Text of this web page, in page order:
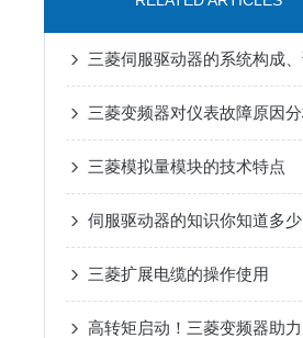
三菱模拟量模块的技术特点
伺服驱动器的知识你知道多少
三菱扩展电缆的操作使用